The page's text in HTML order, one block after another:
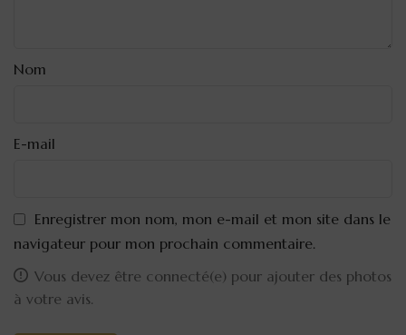
Nom
E-mail
Enregistrer mon nom, mon e-mail et mon site dans le
navigateur pour mon prochain commentaire.
Vous devez être connecté(e) pour ajouter des photos
à votre avis.